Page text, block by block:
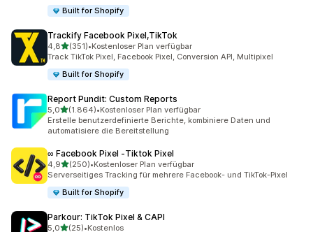
Built for Shopify
Trackify Facebook Pixel,TikTok
4,8von 5 Sternen
(351)
351 Rezensionen insgesamt
•Kostenloser Plan verfügbar
Track TikTok Pixel, Facebook Pixel, Conversion API, Multipixel
Built for Shopify
Report Pundit: Custom Reports
5,0von 5 Sternen
(1.864)
1864 Rezensionen insgesamt
•Kostenloser Plan verfügbar
Erstelle benutzerdefinierte Berichte, kombiniere Daten und
automatisiere die Bereitstellung
∞ Facebook Pixel ‑Tiktok Pixel
4,9von 5 Sternen
(250)
250 Rezensionen insgesamt
•Kostenloser Plan verfügbar
Serverseitiges Tracking für mehrere Facebook- und TikTok-Pixel
Built for Shopify
Parkour: TikTok Pixel & CAPI
5,0von 5 Sternen
(25)•Kostenlos